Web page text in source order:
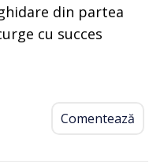
din partea
cu succes
Comentează